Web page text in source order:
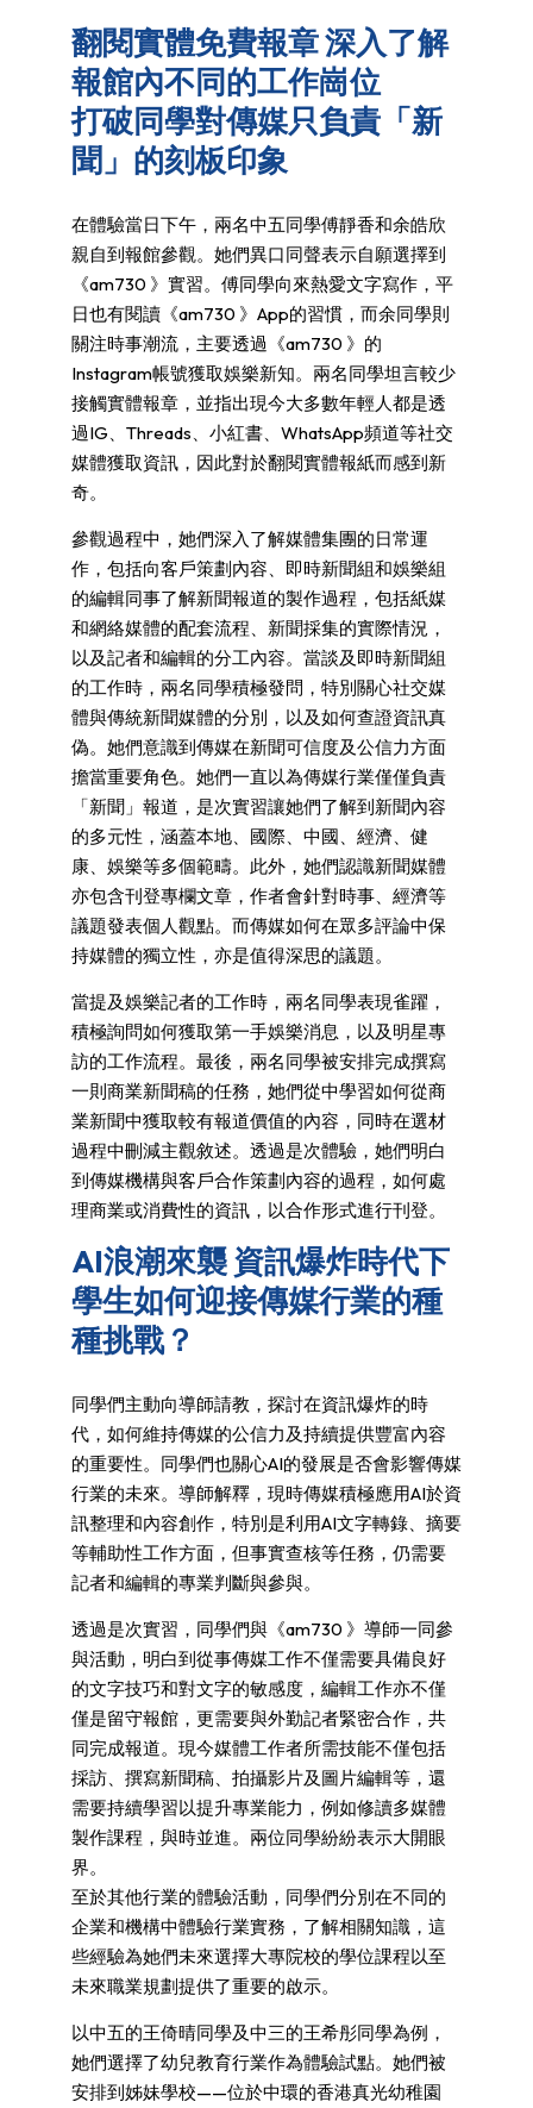
翻閱實體免費報章 深入了解
報館內不同的工作崗位
打破同學對傳媒只負責「新
聞」的刻板印象
在體驗當日下午，兩名中五同學傅靜香和余皓欣
親自到報館參觀。她們異口同聲表示自願選擇到
《am730 》實習。傅同學向來熱愛文字寫作，平
日也有閱讀《am730 》App的習慣，而余同學則
關注時事潮流，主要透過《am730 》的
Instagram帳號獲取娛樂新知。兩名同學坦言較少
接觸實體報章，並指出現今大多數年輕人都是透
過IG、Threads、小紅書、WhatsApp頻道等社交
媒體獲取資訊，因此對於翻閱實體報紙而感到新
奇。
參觀過程中，她們深入了解媒體集團的日常運
作，包括向客戶策劃內容、即時新聞組和娛樂組
的編輯同事了解新聞報道的製作過程，包括紙媒
和網絡媒體的配套流程、新聞採集的實際情況，
以及記者和編輯的分工內容。當談及即時新聞組
的工作時，兩名同學積極發問，特別關心社交媒
體與傳統新聞媒體的分別，以及如何查證資訊真
偽。她們意識到傳媒在新聞可信度及公信力方面
擔當重要角色。她們一直以為傳媒行業僅僅負責
「新聞」報道，是次實習讓她們了解到新聞內容
的多元性，涵蓋本地、國際、中國、經濟、健
康、娛樂等多個範疇。此外，她們認識新聞媒體
亦包含刊登專欄文章，作者會針對時事、經濟等
議題發表個人觀點。而傳媒如何在眾多評論中保
持媒體的獨立性，亦是值得深思的議題。
當提及娛樂記者的工作時，兩名同學表現雀躍，
積極詢問如何獲取第一手娛樂消息，以及明星專
訪的工作流程。最後，兩名同學被安排完成撰寫
一則商業新聞稿的任務，她們從中學習如何從商
業新聞中獲取較有報道價值的內容，同時在選材
過程中刪減主觀敘述。透過是次體驗，她們明白
到傳媒機構與客戶合作策劃內容的過程，如何處
理商業或消費性的資訊，以合作形式進行刊登。
AI浪潮來襲 資訊爆炸時代下
學生如何迎接傳媒行業的種
種挑戰？
同學們主動向導師請教，探討在資訊爆炸的時
代，如何維持傳媒的公信力及持續提供豐富內容
的重要性。同學們也關心AI的發展是否會影響傳媒
行業的未來。導師解釋，現時傳媒積極應用AI於資
訊整理和內容創作，特別是利用AI文字轉錄、摘要
等輔助性工作方面，但事實查核等任務，仍需要
記者和編輯的專業判斷與參與。
透過是次實習，同學們與《am730 》導師一同參
與活動，明白到從事傳媒工作不僅需要具備良好
的文字技巧和對文字的敏感度，編輯工作亦不僅
僅是留守報館，更需要與外勤記者緊密合作，共
同完成報道。現今媒體工作者所需技能不僅包括
採訪、撰寫新聞稿、拍攝影片及圖片編輯等，還
需要持續學習以提升專業能力，例如修讀多媒體
製作課程，與時並進。兩位同學紛紛表示大開眼
界。
至於其他行業的體驗活動，同學們分別在不同的
企業和機構中體驗行業實務，了解相關知識，這
些經驗為她們未來選擇大專院校的學位課程以至
未來職業規劃提供了重要的啟示。
以中五的王倚晴同學及中三的王希彤同學為例，
她們選擇了幼兒教育行業作為體驗試點。她們被
安排到姊妹學校——位於中環的香港真光幼稚園